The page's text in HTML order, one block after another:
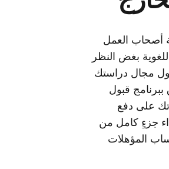
أصحاب العمل
بغض النظر
مجال دراستك
ببرنامج قبول
على دفع
جزءٍ كامل من
المؤهلات